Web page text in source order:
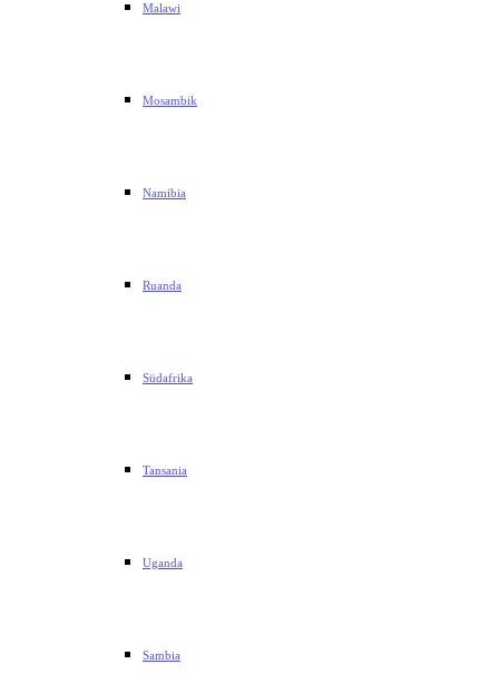
Malawi
Mosambik
Namibia
Ruanda
Südafrika
Tansania
Uganda
Sambia